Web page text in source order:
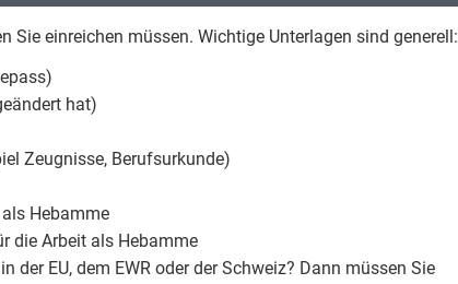
Sie einreichen müssen. Wichtige Unterlagen sind generell:
hat)
Zeugnisse, Berufsurkunde)
Hebamme
die Arbeit als Hebamme
der EU, dem EWR oder der Schweiz? Dann müssen Sie